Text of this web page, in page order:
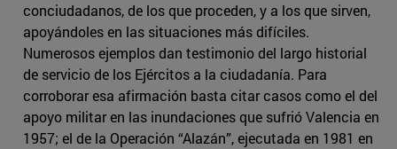
conciudadanos, de los que proceden, y a los que sirven,
apoyándoles en las situaciones más difíciles.
Numerosos ejemplos dan testimonio del largo historial
de servicio de los Ejércitos a la ciudadanía. Para
corroborar esa afirmación basta citar casos como el del
apoyo militar en las inundaciones que sufrió Valencia en
1957; el de la Operación “Alazán”, ejecutada en 1981 en